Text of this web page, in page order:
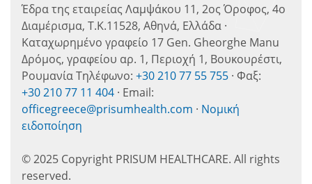
Έδρα της εταιρείας Λαμψάκου 11, 2ος Όροφος, 4ο
Διαμέρισμα, Τ.Κ.11528, Αθηνά, Ελλάδα ·
Καταχωρημένο γραφείο 17 Gen. Gheorghe Manu
Δρόμος, γραφείου αρ. 1, Περιοχή 1, Βουκουρέστι,
Ρουμανία Τηλέφωνο: +30 210 77 55 755 · Φαξ:
+30 210 77 11 404 · Email:
officegreece@prisumhealth.com · Νομική
ειδοποίηση
© 2025 Copyright PRISUM HEALTHCARE. All rights
reserved.